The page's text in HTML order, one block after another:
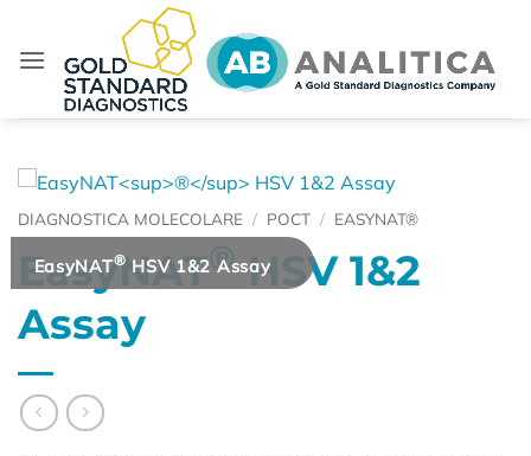
contenuti
EasyNAT®HSV 1&2 Assay
DIAGNOSTICA MOLECOLARE / POCT / EASYNAT®
EasyNAT®HSV 1&2
Assay